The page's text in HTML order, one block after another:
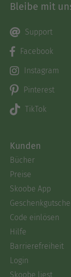
Bleibe mit
Support
Facebook
Instagram
Pinterest
TikTok
Kunden
Bücher
Preise
Skoobe App
Code einlösen
Hilfe
Barrierefreiheit
Login
Skoobe liest